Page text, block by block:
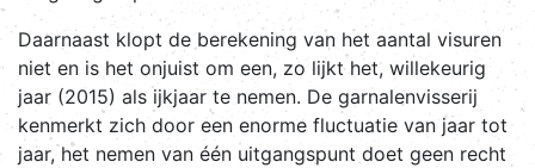
Daarnaast klopt de berekening van het aantal visuren
niet en is het onjuist om een, zo lijkt het, willekeurig
jaar (2015) als ijkjaar te nemen. De garnalenvisserij
kenmerkt zich door een enorme fluctuatie van jaar tot
jaar, het nemen van één uitgangspunt doet geen recht